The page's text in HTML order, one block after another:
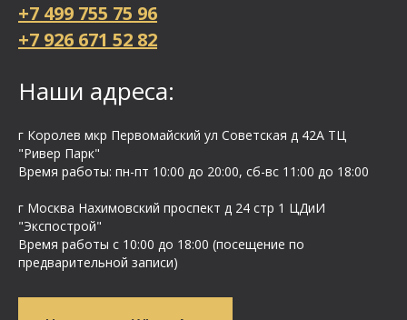
+7 499 755 75 96
+7 926 671 52 82
Наши адреса:
г Королев мкр Первомайский ул Cоветская д 42А ТЦ
"Ривер Парк"
Время работы: пн-пт 10:00 до 20:00, сб-вс 11:00 до 18:00
г Москва Нахимовский проспект д 24 стр 1 ЦДиИ
"Экспострой"
Время работы с 10:00 до 18:00 (посещение по
предварительной записи)